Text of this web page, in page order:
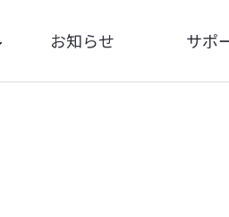
お知らせ
全体
サポ